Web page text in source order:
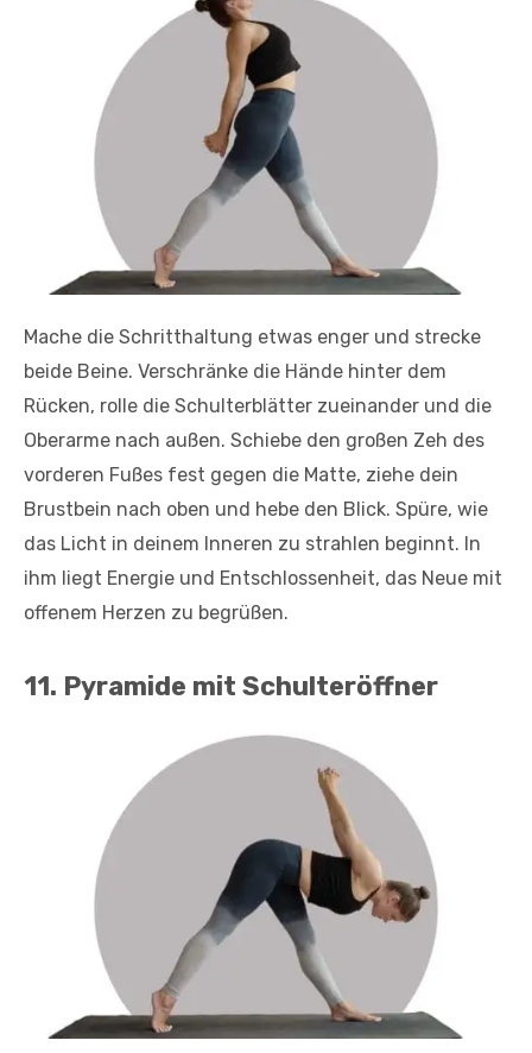
Mache die Schritthaltung etwas enger und strecke
beide Beine. Verschränke die Hände hinter dem
Rücken, rolle die Schulterblätter zueinander und die
Oberarme nach außen. Schiebe den großen Zeh des
vorderen Fußes fest gegen die Matte, ziehe dein
Brustbein nach oben und hebe den Blick. Spüre, wie
das Licht in deinem Inneren zu strahlen beginnt. In
ihm liegt Energie und Entschlossenheit, das Neue mit
offenem Herzen zu begrüßen.
11. Pyramide mit Schulteröffner